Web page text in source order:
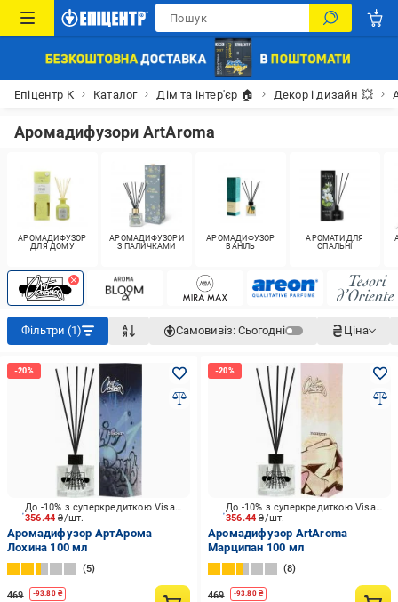
Епіцентр К Каталог Дім та інтер'єр 🏠 Декор і дизайн 💥
Аромадифузори ArtAroma
АРОМАДИФУЗОР
ДЛЯ ДОМУ
АРОМАДИФУЗОРИ
З ПАЛИЧКАМИ
АРОМАДИФУЗОР
ВАНІЛЬ
АРОМАТИ ДЛЯ
СПАЛЬНІ
Фільтри (1) Самовивіз: Сьогодні Ціна
356.44₴/шт.
До -10% з суперкредиткою Visa Вигода
Аромадифузор АртАрома
Лохина 100 мл
5
469 -93.80₴
356.44₴/шт.
До -10% з суперкредиткою Visa Вигода
Аромадифузор ArtAroma
Марципан 100 мл
8
469 -93.80₴